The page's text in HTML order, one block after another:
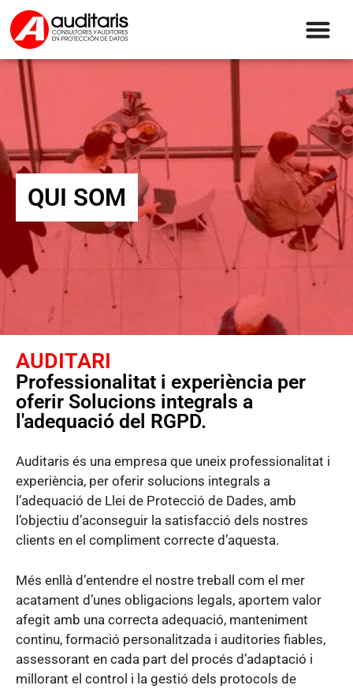
QUI SOM
AUDITARI
Professionalitat i experiència per
oferir Solucions integrals a
l'adequació del RGPD.
Auditaris és una empresa que uneix professionalitat i
experiència, per oferir solucions integrals a
l’adequació de Llei de Protecció de Dades, amb
l’objectiu d’aconseguir la satisfacció dels nostres
clients en el compliment correcte d’aquesta.
Més enllà d’entendre el nostre treball com el mer
acatament d’unes obligacions legals, aportem valor
afegit amb una correcta adequació, manteniment
continu, formació personalitzada i auditories fiables,
assessorant en cada part del procés d’adaptació i
millorant el control i la gestió dels protocols de